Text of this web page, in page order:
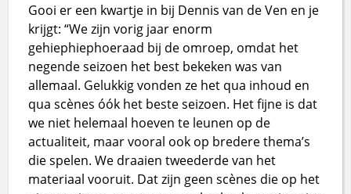
Gooi er een kwartje in bij Dennis van de Ven en je
krijgt: “We zijn vorig jaar enorm
gehiephiephoeraad bij de omroep, omdat het
negende seizoen het best bekeken was van
allemaal. Gelukkig vonden ze het qua inhoud en
qua scènes óók het beste seizoen. Het fijne is dat
we niet helemaal hoeven te leunen op de
actualiteit, maar vooral ook op bredere thema’s
die spelen. We draaien tweederde van het
materiaal vooruit. Dat zijn geen scènes die op het